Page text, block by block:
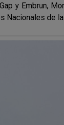
y Embrun,
de